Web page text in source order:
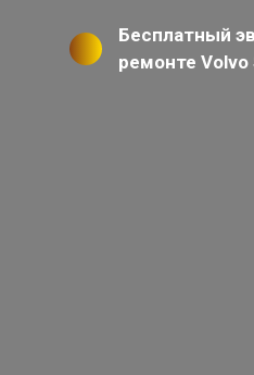
Бесплатный
ремонте Volvo